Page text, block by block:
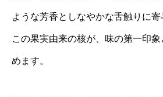
ような芳香としなやかな舌触りに寄
この果実由来の核が、味の第一印
めます。